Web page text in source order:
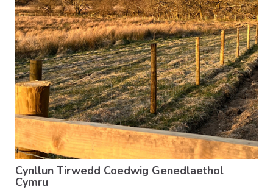
Cynllun Tirwedd Coedwig Genedlaethol
Cymru